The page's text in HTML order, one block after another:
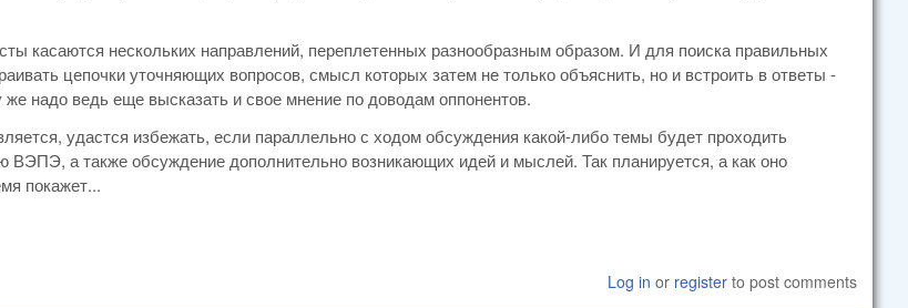
касаются нескольких направлений, переплетенных разнообразным образом. И для поиска правильных
цепочки уточняющих вопросов, смысл которых затем не только объяснить, но и встроить в ответы -
же надо ведь еще высказать и свое мнение по доводам оппонентов.
удастся избежать, если параллельно с ходом обсуждения какой-либо темы будет проходить
ВЭПЭ, а также обсуждение дополнительно возникающих идей и мыслей. Так планируется, а как оно
покажет...
Log in or register to post comments